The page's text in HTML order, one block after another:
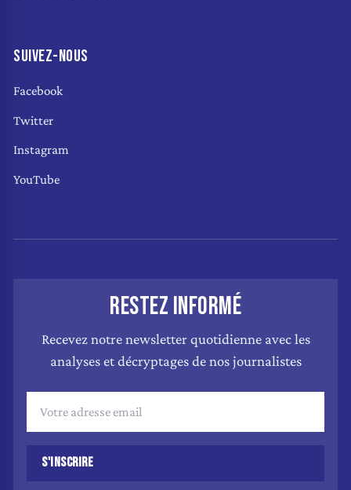
SUIVEZ-NOUS
Facebook
Twitter
Instagram
YouTube
RESTEZ INFORMÉ
Recevez notre newsletter quotidienne avec les
analyses et décryptages de nos journalistes
S'INSCRIRE